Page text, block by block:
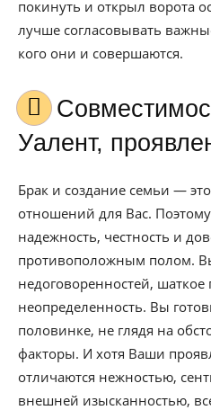
покинуть и открыл ворота
лучше согласовывать
кого они и совершаются.
Совместимость имени
Уалент,
Брак и создание семьи —
отношений для Вас.
надежность, честность и
противоположным полом.
недоговоренностей,
неопределенность. Вы
половинке, не глядя на
факторы. И хотя Ваши
отличаются нежностью,
внешней изысканностью,